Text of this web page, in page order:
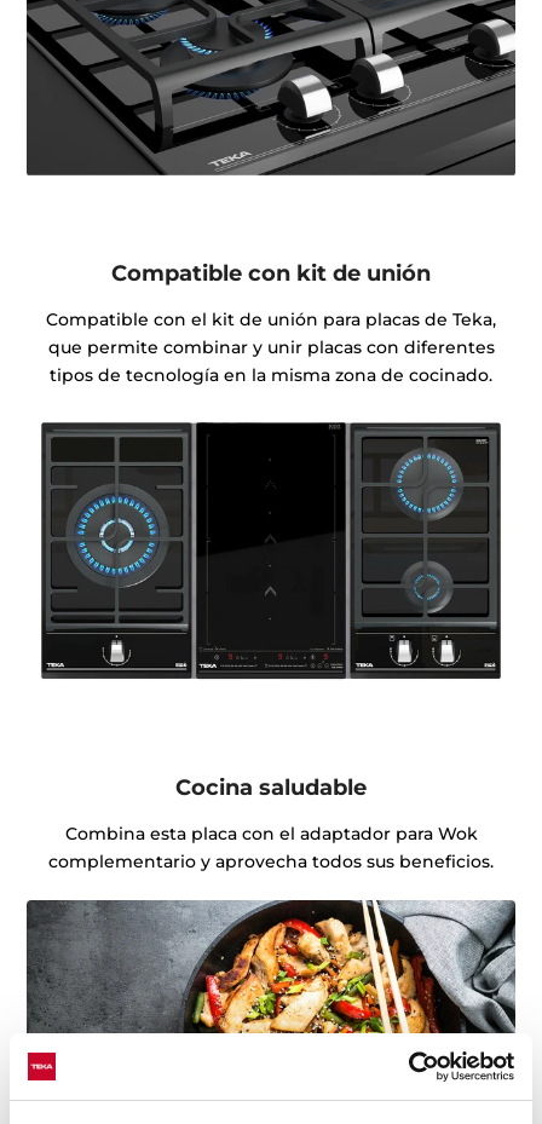
Compatible con kit de unión
Compatible con el kit de unión para placas de Teka,
que permite combinar y unir placas con diferentes
tipos de tecnología en la misma zona de cocinado.
Cocina saludable
Combina esta placa con el adaptador para Wok
complementario y aprovecha todos sus beneficios.